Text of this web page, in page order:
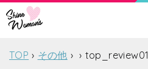
TOP その他 top_review01